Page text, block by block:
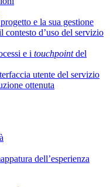
e la sua gestione
contesto d’uso del servizio
e i touchpointdel
utente del servizio
ottenuta
dell’esperienza